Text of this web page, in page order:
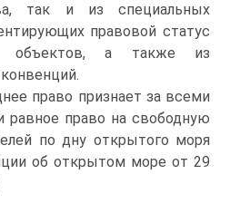
так и из специальных
правовой статус
объектов, а также из
право признает за всеми
равное право на свободную
по дну открытого моря
об открытом море от 29